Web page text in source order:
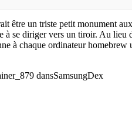
être un triste petit monument
à se diriger vers un tiroir. Au
à chaque ordinateur homebrew
dansSamsungDex